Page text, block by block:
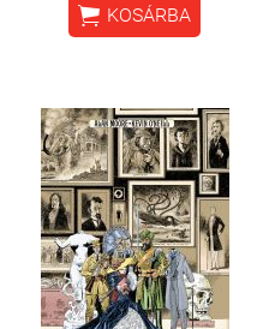
 KOSÁRBA